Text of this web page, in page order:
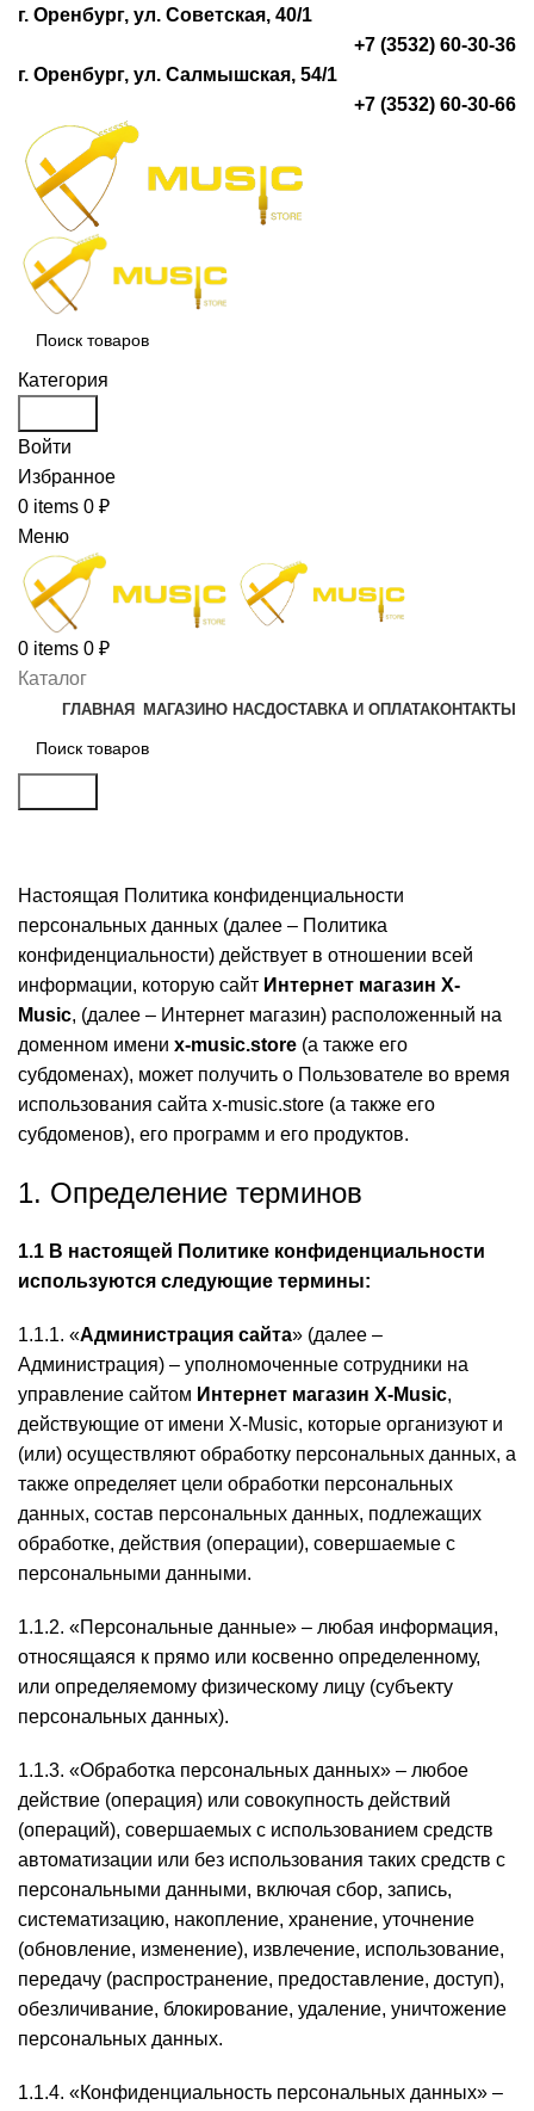
г. Оренбург, ул. Советская, 40/1
+7 (3532) 60-30-36
г. Оренбург, ул. Салмышская, 54/1
+7 (3532) 60-30-66
Категория
Войти
Избранное
0 items 0 ₽
Меню
0 items 0 ₽
Каталог
ГЛАВНАЯ МАГАЗИНО НАСДОСТАВКА И ОПЛАТАКОНТАКТЫ
Настоящая Политика конфиденциальности
персональных данных (далее – Политика
конфиденциальности) действует в отношении всей
информации, которую сайт Интернет магазин X-
Music, (далее – Интернет магазин) расположенный на
доменном имени x-music.store (а также его
субдоменах), может получить о Пользователе во время
использования сайта x-music.store (а также его
субдоменов), его программ и его продуктов.
1. Определение терминов
1.1 В настоящей Политике конфиденциальности
используются следующие термины:
1.1.1. «Администрация сайта» (далее –
Администрация) – уполномоченные сотрудники на
управление сайтом Интернет магазин X-Music,
действующие от имени X-Music, которые организуют и
(или) осуществляют обработку персональных данных, а
также определяет цели обработки персональных
данных, состав персональных данных, подлежащих
обработке, действия (операции), совершаемые с
персональными данными.
1.1.2. «Персональные данные» – любая информация,
относящаяся к прямо или косвенно определенному,
или определяемому физическому лицу (субъекту
персональных данных).
1.1.3. «Обработка персональных данных» – любое
действие (операция) или совокупность действий
(операций), совершаемых с использованием средств
автоматизации или без использования таких средств с
персональными данными, включая сбор, запись,
систематизацию, накопление, хранение, уточнение
(обновление, изменение), извлечение, использование,
передачу (распространение, предоставление, доступ),
обезличивание, блокирование, удаление, уничтожение
персональных данных.
1.1.4. «Конфиденциальность персональных данных» –